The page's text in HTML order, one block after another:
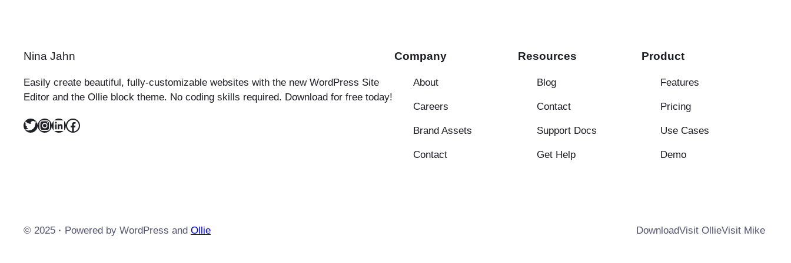
Nina Jahn
Easily create beautiful, fully-customizable websites with the new WordPress Site
Editor and the Ollie block theme. No coding skills required. Download for free today!
Twitter InstagramLinkedIn Facebook
Company
About
Careers
Brand Assets
Contact
Resources
Blog
Contact
Support Docs
Get Help
Product
Features
Pricing
Use Cases
Demo
© 2025 · Powered by WordPress and Ollie DownloadVisit OllieVisit Mike